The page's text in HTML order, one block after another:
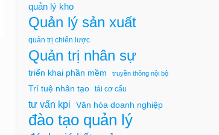
quản lý kho
Quản lý sản xuất
quản trị chiến lược
Quản trị nhân sự
triển khai phần mềm truyền thông nội bộ
Trí tuệ nhân tạo tái cơ cấu
tư vấn kpi Văn hóa doanh nghiệp
đào tạo quản lý